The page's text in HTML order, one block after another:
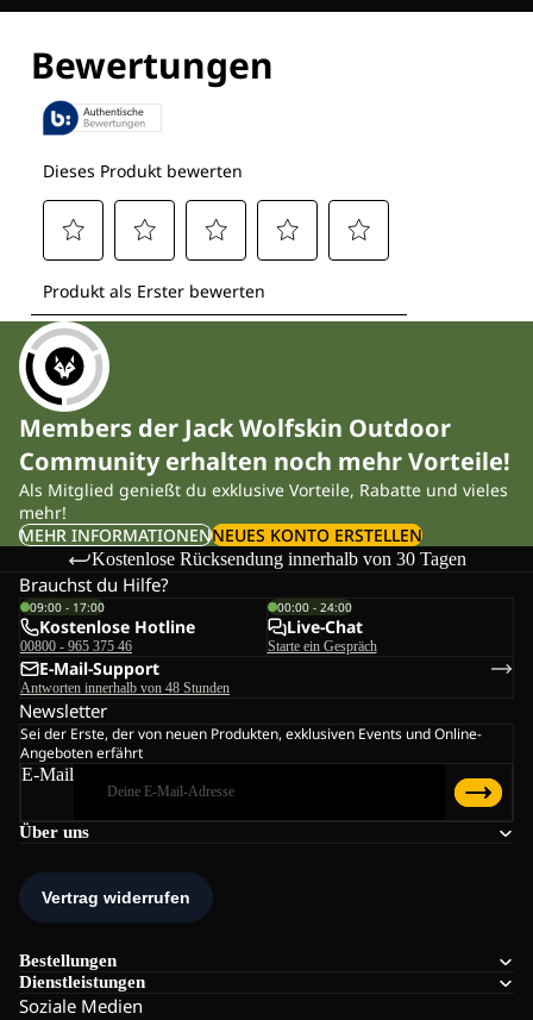
Members der Jack Wolfskin Outdoor
Community erhalten noch mehr Vorteile!
Als Mitglied genießt du exklusive Vorteile, Rabatte und vieles
mehr!
MEHR INFORMATIONENNEUES KONTO ERSTELLEN
Kostenlose Rücksendung innerhalb von 30 Tagen
Über uns
Bestellungen
Dienstleistungen
Soziale Medien
Brauchst du Hilfe?
09:00 - 17:00
Kostenlose Hotline
00800 - 965 375 46
00:00 - 24:00
Live-Chat
Starte ein Gespräch
E-Mail-Support
Antworten innerhalb von 48 Stunden
Newsletter
Sei der Erste, der von neuen Produkten, exklusiven Events und Online-
Angeboten erfährt
E-Mail